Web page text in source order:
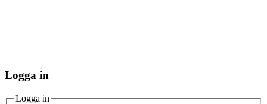
Logga in
Logga in